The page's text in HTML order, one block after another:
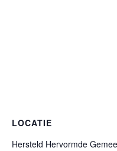
LOCATIE
Hersteld Hervormde